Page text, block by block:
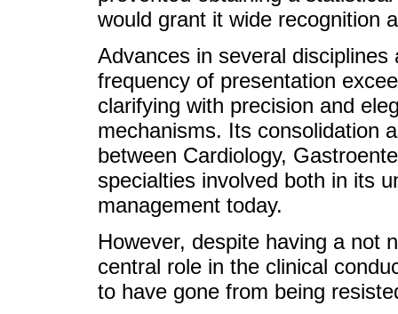
would grant it wide recognition
Advances in several
frequency of presentation
clarifying with precision and
mechanisms. Its consolidation
between Cardiology,
specialties involved both in its
management today.
However, despite having a not
central role in the clinical
to have gone from being